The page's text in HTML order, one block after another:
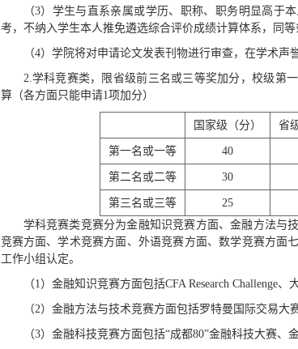
（3）学生与直系亲属或学历、职称、职务明显高于
考，不纳入学生本人推免遴选综合评价成绩计算体系，同等
（4）学院将对申请论文发表刊物进行审查，在学术声
2.学科竞赛类，限省级前三名或三等奖加分，校级第
算（各方面只能申请1项加分）
国家级（分） 省
第一名或一等 40
第二名或二等 30
第三名或三等 25
学科竞赛类竞赛分为金融知识竞赛方面、金融方法与
竞赛方面、学术竞赛方面、外语竞赛方面、数学竞赛方面
工作小组认定。
（1）金融知识竞赛方面包括CFA Research Challenge、
（2）金融方法与技术竞赛方面包括罗特曼国际交易大
（3）金融科技竞赛方面包括“成都80”金融科技大赛、